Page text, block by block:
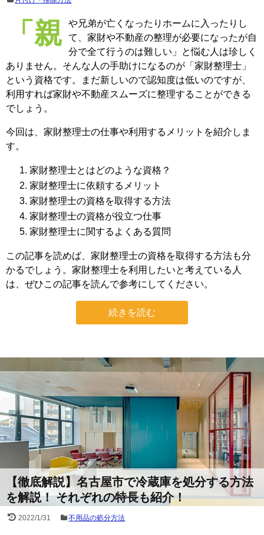
「親や兄弟が亡くなったりホームに入ったりし て、家財や不動産の整理が必要になったが自
分で全て行うのは難しい」と悩む人は珍しく
ありません。そんな人の手助けになるのが「家財整理士」
という資格です。まだ新しいので認知度は低いのですが、
利用すれば家財や不動産スムーズに整理することができる
でしょう。
今回は、家財整理士の仕事や利用するメリットを紹介しま
す。
家財整理士とはどのような資格？
家財整理士に依頼するメリット
家財整理士の資格を取得する方法
家財整理士の資格が役立つ仕事
家財整理士に関するよくある質問
この記事を読めば、家財整理士の資格を取得する方法も分
かるでしょう。家財整理士を利用したいと考えている人
は、ぜひこの記事を読んで参考にしてください。
続きを読む
【徹底解説】名古屋市で冷蔵庫を処分する方法
を解説！ それぞれの特長も紹介！
2022/1/31 不用品の処分方法